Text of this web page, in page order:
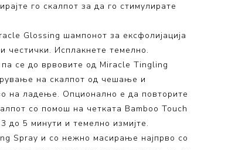
го скалпот за да го стимулирате
Glossing шампонот за ексфолијација
честички. Исплакнете темелно.
се до врвовите од Miracle Tingling
на скалпот од чешање и
на ладење. Опционално е да повторите
со помош на четката Bamboo Touch
до 5 минути и темелно измијте.
Spray и со нежно масирање најпрво со